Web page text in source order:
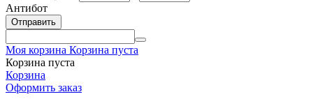
Антибот
Отправить
Моя корзина Корзина пуста
Корзина пуста
Корзина
Оформить заказ